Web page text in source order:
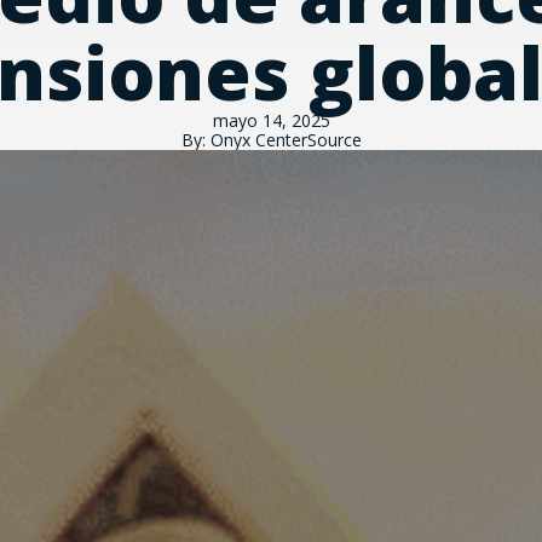
mayo 14, 2025
By: Onyx CenterSource